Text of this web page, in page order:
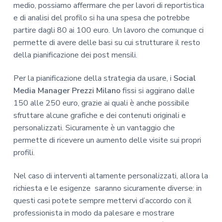
medio, possiamo affermare che per lavori di reportistica
e di analisi del profilo si ha una spesa che potrebbe
partire dagli 80 ai 100 euro. Un lavoro che comunque ci
permette di avere delle basi su cui strutturare il resto
della pianificazione dei post mensili.
Per la pianificazione della strategia da usare, i Social
Media Manager Prezzi Milanofissi si aggirano dalle
150 alle 250 euro, grazie ai quali è anche possibile
sfruttare alcune grafiche e dei contenuti originali e
personalizzati. Sicuramente è un vantaggio che
permette di ricevere un aumento delle visite sui propri
profili.
Nel caso di interventi altamente personalizzati, allora la
richiesta e le esigenze saranno sicuramente diverse: in
questi casi potete sempre mettervi d’accordo con il
professionista in modo da palesare e mostrare